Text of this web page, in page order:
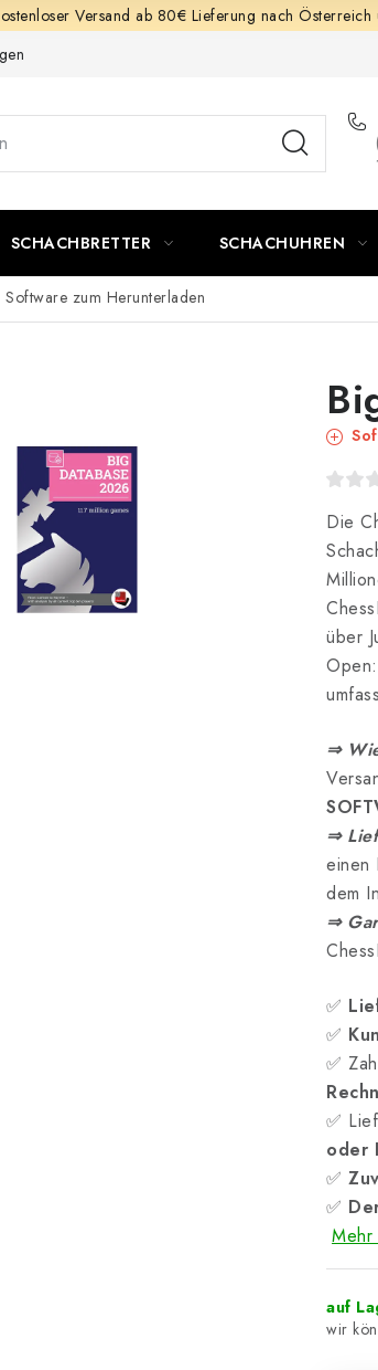
Versand ab 80€ Lieferung nach Österreich
SCHACHBRETTER SCHACHUHREN
Software zum Herunterladen
Die
über
⇒
⇒
einen
dem
⇒
✅
✅
✅
✅
oder
✅
✅
Mehr
auf